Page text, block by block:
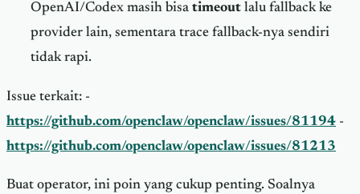
OpenAI/Codex masih bisa timeoutlalu fallback ke
provider lain, sementara trace fallback-nya sendiri
tidak rapi.
Issue terkait: -
https://github.com/openclaw/openclaw/issues/81194 -
https://github.com/openclaw/openclaw/issues/81213
Buat operator, ini poin yang cukup penting. Soalnya